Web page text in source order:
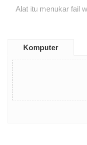
Alat itu menukar fail
Komputer